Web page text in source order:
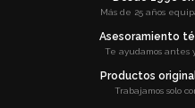
Más de 25 años
Asesoramiento
Te ayudamos antes
Productos
Trabajamos solo